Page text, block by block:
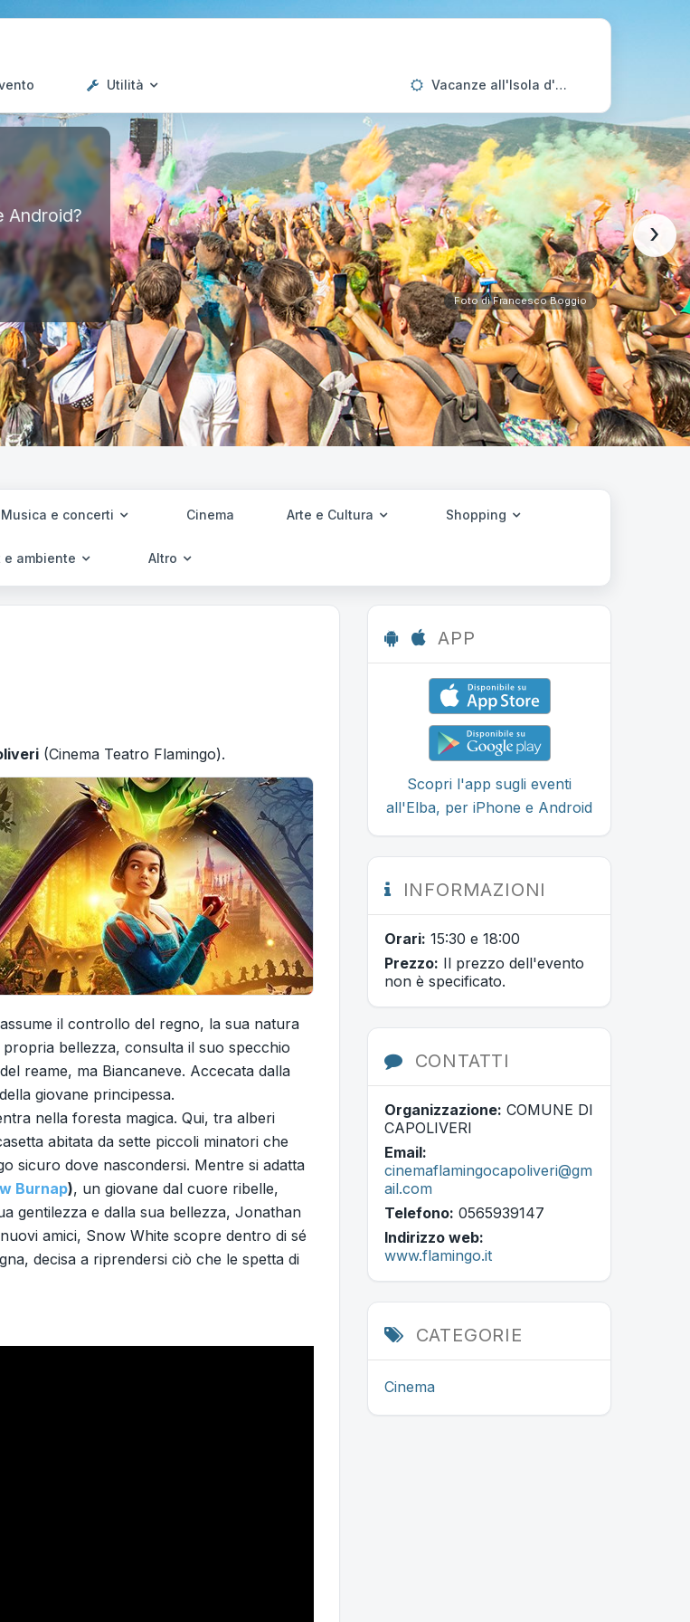
Utilità Vacanze all'Isola d'Elba
Android?
Foto di Francesco Boggio
›
Musica e concerti Cinema Arte e Cultura Shopping
e ambiente Altro
(Cinema Teatro Flamingo).
il controllo del regno, la sua natura
bellezza, consulta il suo specchio
reame, ma Biancaneve. Accecata dalla
giovane principessa.
nella foresta magica. Qui, tra alberi
abitata da sette piccoli minatori che
sicuro dove nascondersi. Mentre si adatta
Burnap), un giovane dal cuore ribelle,
gentilezza e dalla sua bellezza, Jonathan
amici, Snow White scopre dentro di sé
decisa a riprendersi ciò che le spetta di
APP
Scopri l'app sugli eventi
all'Elba, per iPhone e Android
INFORMAZIONI
Orari: 15:30 e 18:00
Prezzo: Il prezzo dell'evento
non è specificato.
CONTATTI
Organizzazione: COMUNE DI
CAPOLIVERI
Email:
cinemaflamingocapoliveri@gm
ail.com
Telefono: 0565939147
Indirizzo web:
www.flamingo.it
CATEGORIE
Cinema